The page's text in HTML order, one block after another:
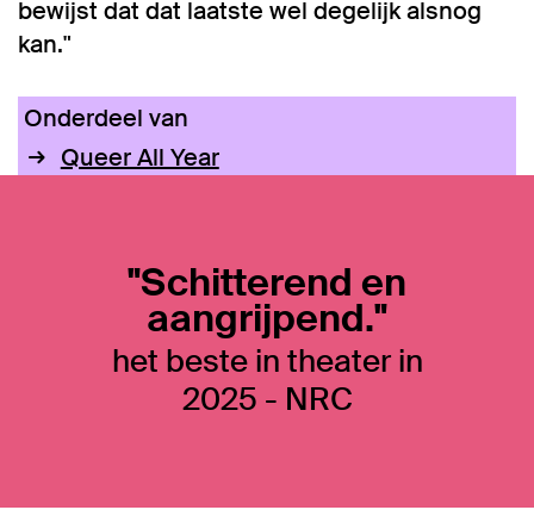
bewijst dat dat laatste wel degelijk alsnog
kan."
Onderdeel van
Queer All Year
"Schitterend en
aangrijpend."
het beste in theater in
2025 - NRC